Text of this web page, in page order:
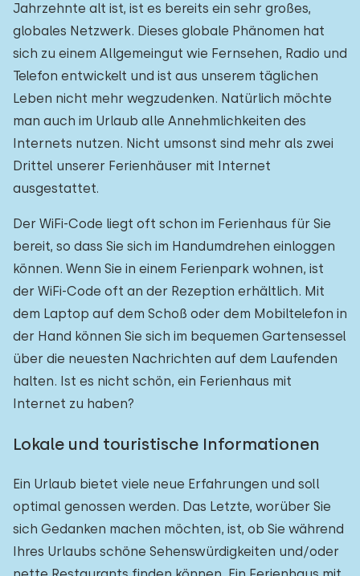
Jahrzehnte alt ist, ist es bereits ein sehr großes,
globales Netzwerk. Dieses globale Phänomen hat
sich zu einem Allgemeingut wie Fernsehen, Radio und
Telefon entwickelt und ist aus unserem täglichen
Leben nicht mehr wegzudenken. Natürlich möchte
man auch im Urlaub alle Annehmlichkeiten des
Internets nutzen. Nicht umsonst sind mehr als zwei
Drittel unserer Ferienhäuser mit Internet
ausgestattet.
Der WiFi-Code liegt oft schon im Ferienhaus für Sie
bereit, so dass Sie sich im Handumdrehen einloggen
können. Wenn Sie in einem Ferienpark wohnen, ist
der WiFi-Code oft an der Rezeption erhältlich. Mit
dem Laptop auf dem Schoß oder dem Mobiltelefon in
der Hand können Sie sich im bequemen Gartensessel
über die neuesten Nachrichten auf dem Laufenden
halten. Ist es nicht schön, ein Ferienhaus mit
Internet zu haben?
Lokale und touristische Informationen
Ein Urlaub bietet viele neue Erfahrungen und soll
optimal genossen werden. Das Letzte, worüber Sie
sich Gedanken machen möchten, ist, ob Sie während
Ihres Urlaubs schöne Sehenswürdigkeiten und/oder